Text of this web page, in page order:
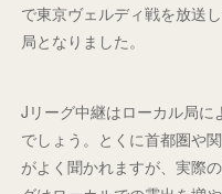
で東京ヴェルディ戦を放送
局となりました。
Jリーグ中継はローカル局に
でしょう。とくに首都圏や
がよく聞かれますが、実際